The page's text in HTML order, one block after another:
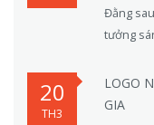
Đằng
tưởng
20
TH3
LOGO
GIA